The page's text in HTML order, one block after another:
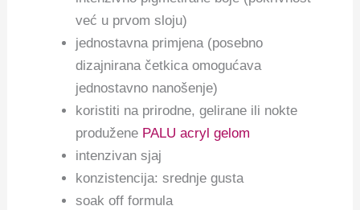
već u prvom sloju)
jednostavna primjena (posebno
dizajnirana četkica omogućava
jednostavno nanošenje)
koristiti na prirodne, gelirane ili nokte
produžene PALU acryl gelom
intenzivan sjaj
konzistencija: srednje gusta
soak off formula